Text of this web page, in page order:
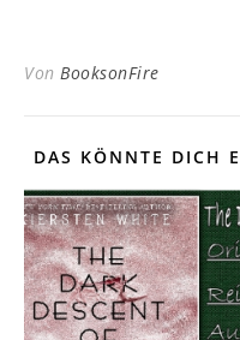
Von BooksonFire
DAS KÖNNTE DICH